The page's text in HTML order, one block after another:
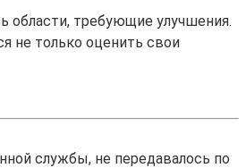
области, требующие улучшения.
не только оценить свои
службы, не передавалось по